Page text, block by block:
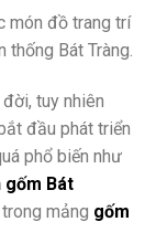
món đồ trang trí
Bát Tràng.
tuy nhiên
đầu phát triển
phổ biến như
gốm Bát
mảng gốm